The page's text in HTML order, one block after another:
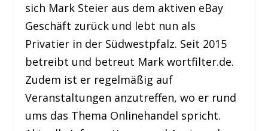
sich Mark Steier aus dem aktiven eBay
Geschäft zurück und lebt nun als
Privatier in der Südwestpfalz. Seit 2015
betreibt und betreut Mark wortfilter.de.
Zudem ist er regelmäßig auf
Veranstaltungen anzutreffen, wo er rund
ums das Thema Onlinehandel spricht.